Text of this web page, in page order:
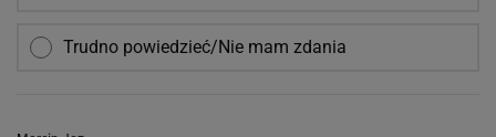
Trudno powiedzieć/Nie mam zdania